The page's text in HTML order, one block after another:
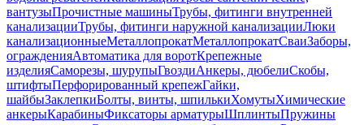
вантузыПрочистные машиныТрубы, фитинги внутренней
канализацииТрубы, фитинги наружной канализацииЛюки
канализационныеМеталлопрокатМеталлопрокатСваиЗаборы,
огражденияАвтоматика для воротКрепежные
изделияСаморезы, шурупыГвоздиАнкеры, дюбелиСкобы,
штифтыПерфорированный крепежГайки,
шайбыЗаклепкиБолты, винты, шпилькиХомутыХимические
анкерыКарабиныФиксаторы арматурыШплинтыПружины